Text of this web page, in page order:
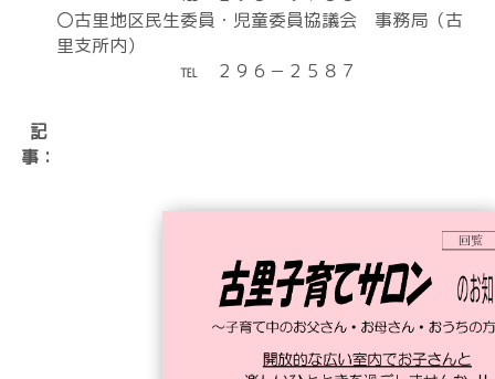
〇古里地区民生委員・児童委員協議会 事務局（古
里支所内）
℡ ２９６－２５８７
記
事：